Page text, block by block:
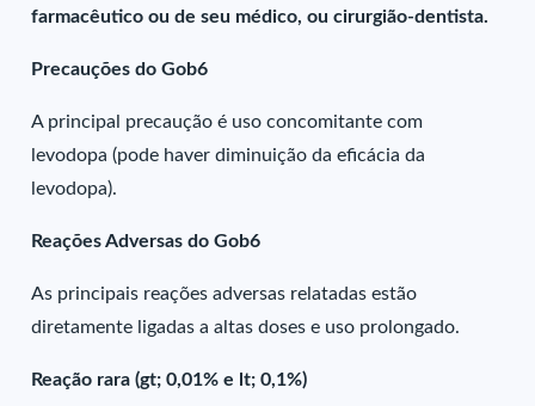
farmacêutico ou de seu médico, ou cirurgião-dentista.
Precauções do Gob6
A principal precaução é uso concomitante com
levodopa (pode haver diminuição da eficácia da
levodopa).
Reações Adversas do Gob6
As principais reações adversas relatadas estão
diretamente ligadas a altas doses e uso prolongado.
Reação rara (gt; 0,01% e lt; 0,1%)